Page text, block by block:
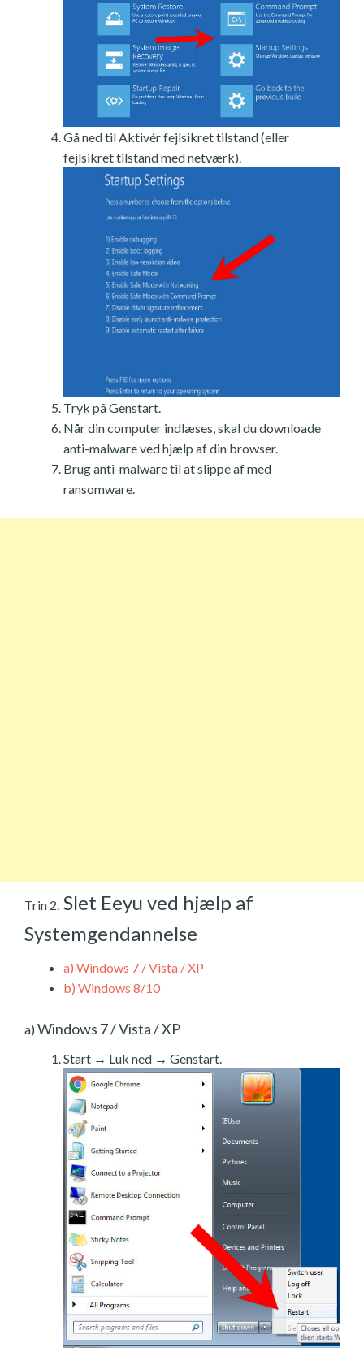
Gå ned til Aktivér fejlsikret tilstand (eller
fejlsikret tilstand med netværk).
Tryk på Genstart.
Når din computer indlæses, skal du downloade
anti-malware ved hjælp af din browser.
Brug anti-malware til at slippe af med
ransomware.
Trin 2. Slet Eeyu ved hjælp af
Systemgendannelse
a) Windows 7 / Vista / XP
b) Windows 8/10
a) Windows 7 / Vista / XP
Start → Luk ned → Genstart.